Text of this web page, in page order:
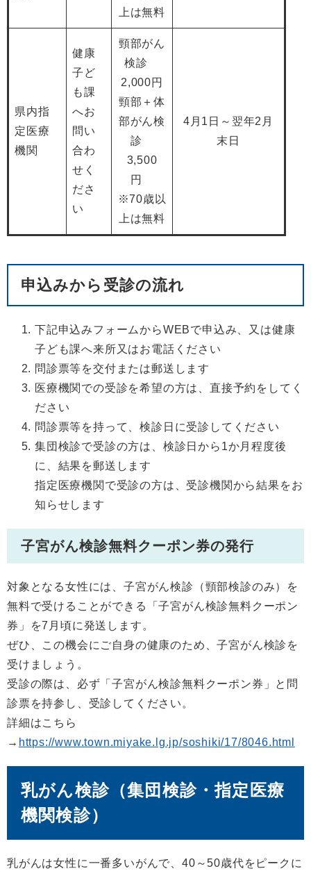
上は無料
県内指
定医療
機関
健康
子ど
も課
へお
問い
合わ
せく
ださ
い
頸部がん
検診
2,000円
頸部＋体
部がん検
診
3,500
円
※70歳以
上は無料
4月1日～翌年2月
末日
申込みから受診の流れ
下記申込みフォームからWEBで申込み、又は健康
子ども課へ来所又はお電話ください
問診票等を交付または郵送します
医療機関での受診を希望の方は、直接予約をしてく
ださい
問診票等を持って、検診日に受診してください
集団検診で受診の方は、検診日から1か月程度後
に、結果を郵送します
指定医療機関で受診の方は、受診機関から結果をお
知らせします
子宮がん検診無料クーポン券の発行
対象となる女性には、子宮がん検診（頸部検診のみ）を
無料で受けることができる「子宮がん検診無料クーポン
券」を7月頃に発送します。
ぜひ、この機会にご自身の健康のため、子宮がん検診を
受けましょう。
受診の際は、必ず「子宮がん検診無料クーポン券」と問
診票を持参し、受診してください。
詳細はこちら
→ https://www.town.miyake.lg.jp/soshiki/17/8046.html
乳がん検診（集団検診・指定医療
機関検診）
乳がんは女性に一番多いがんで、40～50歳代をピークに